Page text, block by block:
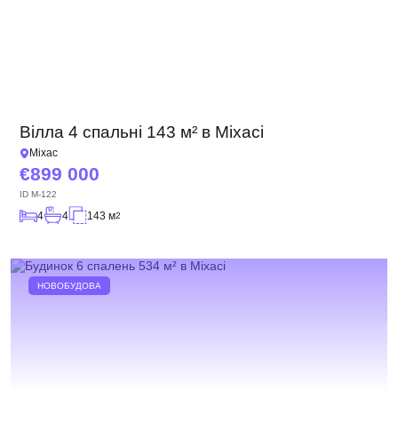
Вілла 4 спальні 143 м² в Міхасі
Міхас
899 000
ID M-122
4 4 143 м2
НОВОБУДОВА